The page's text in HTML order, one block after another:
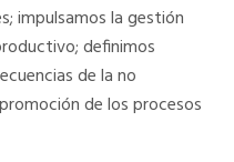
impulsamos la gestión
definimos
de la no
de los procesos